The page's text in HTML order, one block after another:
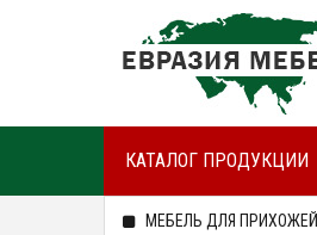
КАТАЛОГ ПРОДУКЦИИ
МЕБЕЛЬ ДЛЯ ПРИХОЖЕЙ